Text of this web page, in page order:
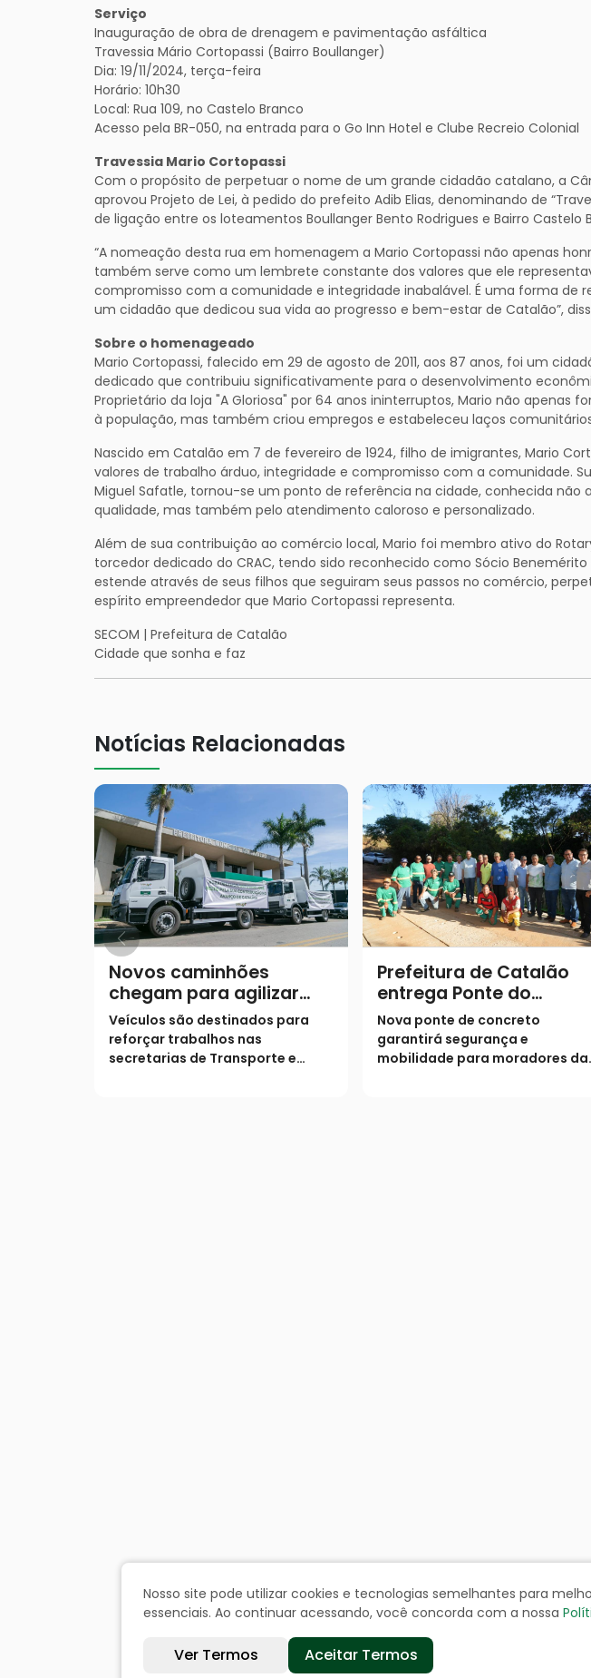
Serviço
Inauguração de obra de drenagem e pavimentação asfáltica
Travessia Mário Cortopassi (Bairro Boullanger)
Dia: 19/11/2024, terça-feira
Horário: 10h30
Local: Rua 109, no Castelo Branco
Acesso pela BR-050, na entrada para o Go Inn Hotel e Clube Recreio Colonial
Travessia Mario Cortopassi
Com o propósito de perpetuar o nome de um grande cidadão catalano, a
aprovou Projeto de Lei, à pedido do prefeito Adib Elias, denominando de
de ligação entre os loteamentos Boullanger Bento Rodrigues e Bairro Castelo
“A nomeação desta rua em homenagem a Mario Cortopassi não apenas
também serve como um lembrete constante dos valores que ele
compromisso com a comunidade e integridade inabalável. É uma forma de
um cidadão que dedicou sua vida ao progresso e bem-estar de Catalão”,
Sobre o homenageado
Mario Cortopassi, falecido em 29 de agosto de 2011, aos 87 anos, foi um
dedicado que contribuiu significativamente para o desenvolvimento
Proprietário da loja "A Gloriosa" por 64 anos ininterruptos, Mario não apenas
à população, mas também criou empregos e estabeleceu laços
Nascido em Catalão em 7 de fevereiro de 1924, filho de imigrantes, Mario
valores de trabalho árduo, integridade e compromisso com a comunidade.
Miguel Safatle, tornou-se um ponto de referência na cidade, conhecida não
qualidade, mas também pelo atendimento caloroso e personalizado.
Além de sua contribuição ao comércio local, Mario foi membro ativo do
torcedor dedicado do CRAC, tendo sido reconhecido como Sócio Benemérito
estende através de seus filhos que seguiram seus passos no comércio,
espírito empreendedor que Mario Cortopassi representa.
SECOM | Prefeitura de Catalão
Cidade que sonha e faz
Notícias Relacionadas
Novos caminhões
chegam para agilizar
obras e manutenção na
cidade
Veículos são destinados para
reforçar trabalhos nas
secretarias de Transporte e
Prefeitura de Catalão
entrega Ponte do
Ribeirão Várzea Grande
Nova ponte de concreto
garantirá segurança e
mobilidade para moradores da
Nosso site pode utilizar cookies e tecnologias semelhantes para
essenciais. Ao continuar acessando, você concorda com a nossa
Ver Termos Aceitar Termos